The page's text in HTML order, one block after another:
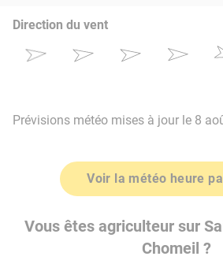
Direction du vent
Prévisions météo mises à jour le 8
Voir la météo heure
Vous êtes agriculteur sur
Chomeil ?